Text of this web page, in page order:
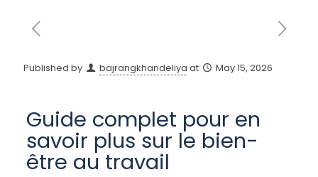
Published by bajrangkhandeliya at May 15, 2026
Guide complet pour en
savoir plus sur le bien-
être au travail